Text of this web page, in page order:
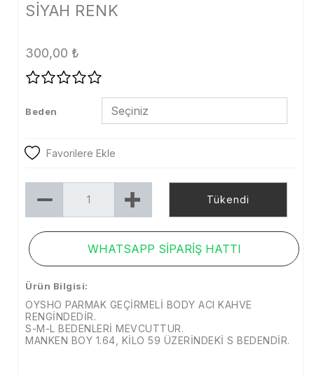
Tayt
Mont
Ceket
Denim
Kampanya
Aksesuar
SİYAH RENK
300,00 ₺
Beden
Favorilere Ekle
Tükendi
WHATSAPP SİPARİŞ HATTI
Ürün Bilgisi:
OYSHO PARMAK GEÇİRMELİ BODY ACI KAHVE
RENGİNDEDİR.
S-M-L BEDENLERİ MEVCUTTUR.
MANKEN BOY 1.64, KİLO 59 ÜZERİNDEKİ S BEDENDİR.